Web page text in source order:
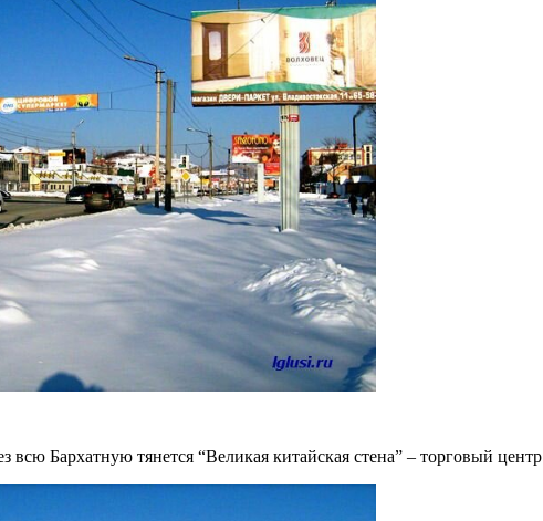
всю Бархатную тянется “Великая китайская стена” – торговый центр